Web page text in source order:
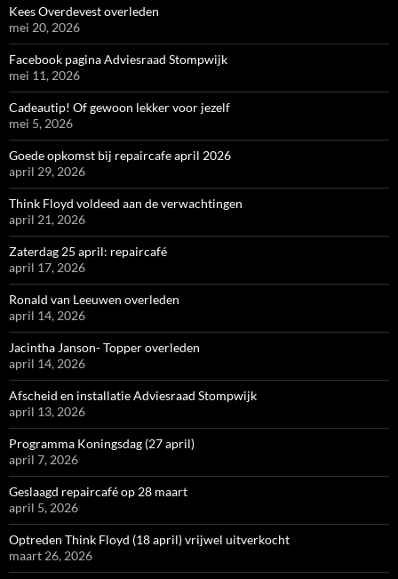
Kees Overdevest overleden
mei 20, 2026
Facebook pagina Adviesraad Stompwijk
mei 11, 2026
Cadeautip! Of gewoon lekker voor jezelf
mei 5, 2026
Goede opkomst bij repaircafe april 2026
april 29, 2026
Think Floyd voldeed aan de verwachtingen
april 21, 2026
Zaterdag 25 april: repaircafé
april 17, 2026
Ronald van Leeuwen overleden
april 14, 2026
Jacintha Janson- Topper overleden
april 14, 2026
Afscheid en installatie Adviesraad Stompwijk
april 13, 2026
Programma Koningsdag (27 april)
april 7, 2026
Geslaagd repaircafé op 28 maart
april 5, 2026
Optreden Think Floyd (18 april) vrijwel uitverkocht
maart 26, 2026